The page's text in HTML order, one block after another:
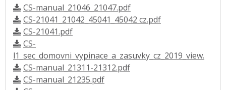
CS-manual_21046_21047.pdf
CS-21041_21042_45041_45042 cz.pdf
CS-21041.pdf
CS-
l1_sec_domovni_vypinace_a_zasuvky_cz_2019_view.
CS-manual_21311-21312.pdf
CS-manual_21235.pdf